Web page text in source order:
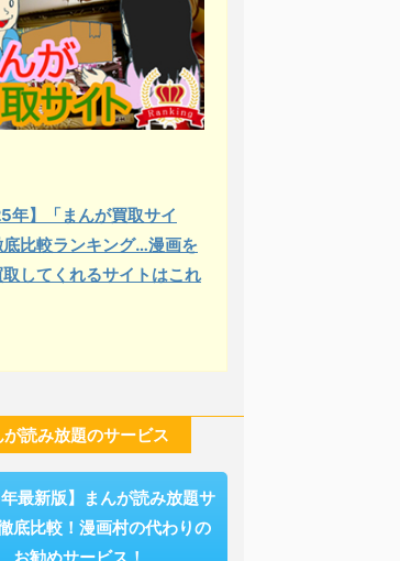
年】「まんが買取サイ
底比較ランキング…漫画を
してくれるサイトはこれ
読み放題のサービス
年最新版】まんが読み放題サ
底比較！漫画村の代わりの
お勧めサービス！